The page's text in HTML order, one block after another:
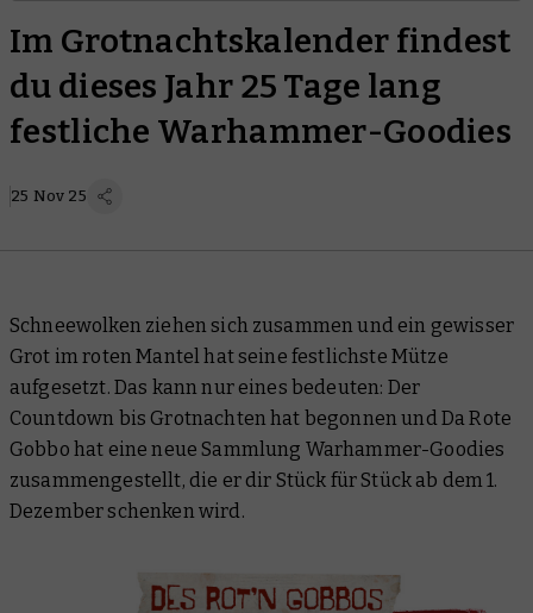
Im Grotnachtskalender findest
du dieses Jahr 25 Tage lang
festliche Warhammer-Goodies
25 Nov 25
Schneewolken ziehen sich zusammen und ein gewisser
Grot im roten Mantel hat seine festlichste Mütze
aufgesetzt. Das kann nur eines bedeuten: Der
Countdown bis Grotnachten hat begonnen und Da Rote
Gobbo hat eine neue Sammlung Warhammer-Goodies
zusammengestellt, die er dir Stück für Stück ab dem 1.
Dezember schenken wird.